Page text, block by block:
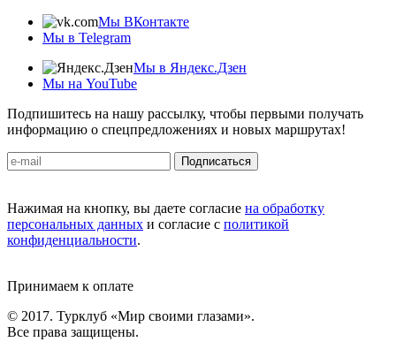
Мы ВКонтакте
Мы в Telegram
Мы в Яндекс.Дзен
Мы на YouTube
Подпишитесь на нашу рассылку, чтобы первыми получать
информацию о спецпредложениях и новых маршрутах!
Подписаться
Нажимая на кнопку, вы даете согласие на обработку
персональных данных и согласие с политикой
конфиденциальности.
Принимаем к оплате
© 2017. Турклуб «Мир своими глазами».
Все права защищены.